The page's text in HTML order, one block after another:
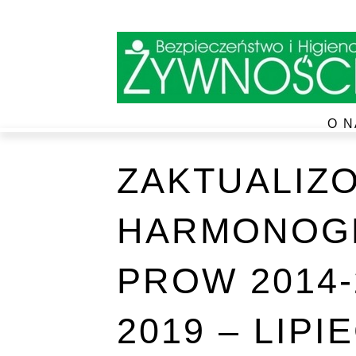
O
PROW
2019 –